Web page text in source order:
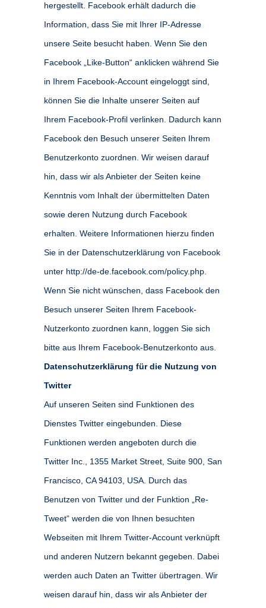
hergestellt. Facebook erhält dadurch die
Information, dass Sie mit Ihrer IP-Adresse
unsere Seite besucht haben. Wenn Sie den
Facebook „Like-Button“ anklicken während Sie
in Ihrem Facebook-Account eingeloggt sind,
können Sie die Inhalte unserer Seiten auf
Ihrem Facebook-Profil verlinken. Dadurch kann
Facebook den Besuch unserer Seiten Ihrem
Benutzerkonto zuordnen. Wir weisen darauf
hin, dass wir als Anbieter der Seiten keine
Kenntnis vom Inhalt der übermittelten Daten
sowie deren Nutzung durch Facebook
erhalten. Weitere Informationen hierzu finden
Sie in der Datenschutzerklärung von Facebook
unter http://de-de.facebook.com/policy.php.
Wenn Sie nicht wünschen, dass Facebook den
Besuch unserer Seiten Ihrem Facebook-
Nutzerkonto zuordnen kann, loggen Sie sich
bitte aus Ihrem Facebook-Benutzerkonto aus.
Datenschutzerklärung für die Nutzung von
Twitter
Auf unseren Seiten sind Funktionen des
Dienstes Twitter eingebunden. Diese
Funktionen werden angeboten durch die
Twitter Inc., 1355 Market Street, Suite 900, San
Francisco, CA 94103, USA. Durch das
Benutzen von Twitter und der Funktion „Re-
Tweet“ werden die von Ihnen besuchten
Webseiten mit Ihrem Twitter-Account verknüpft
und anderen Nutzern bekannt gegeben. Dabei
werden auch Daten an Twitter übertragen. Wir
weisen darauf hin, dass wir als Anbieter der